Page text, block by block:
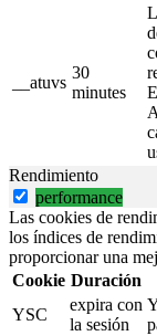
__atuvs
30
minutes
Rendimiento
performance
Las cookies de
los índices de
proporcionar una
Cookie Duración
YSC
expira con
la sesión